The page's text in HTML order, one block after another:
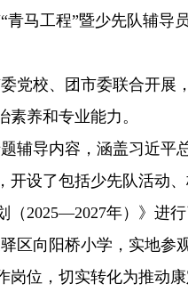
青马工程”暨少先队辅
党校、团市委联合开展
养和专业能力。
辅导内容，涵盖习近平
开设了包括少先队活动
（2025—2027年）》进
区向阳桥小学，实地参
岗位，切实转化为推动